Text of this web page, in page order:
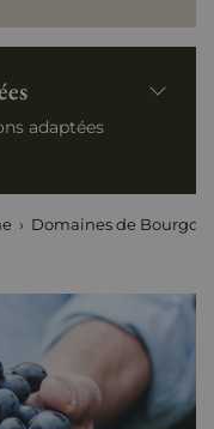
adaptées
Domaines de